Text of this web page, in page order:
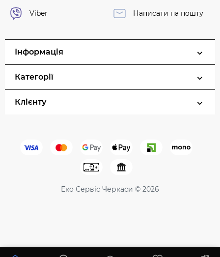
Viber Написати на пошту
Інформація
Категорії
Клієнту
Еко Сервіс Черкаси © 2026